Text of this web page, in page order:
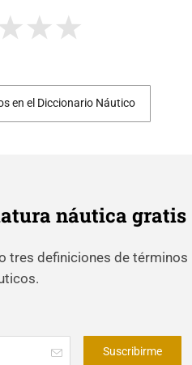
en el Diccionario Náutico
náutica gratis
tres definiciones de términos
Suscribirme